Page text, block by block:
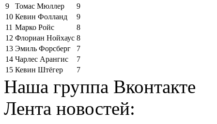
9
Томас Мюллер
9
10 Кевин Фолланд
9
11 Марко Ройс
8
12 Флориан Нойхаус 8
13 Эмиль Форсберг
7
14 Чарлес Арангис
7
15 Кевин Штёгер 7
Наша группа Вконтакте
Лента новостей: